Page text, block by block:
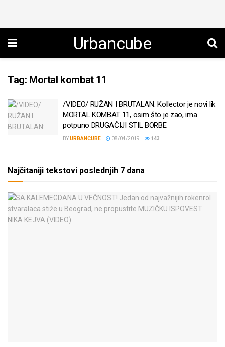
Urbancube
Tag: Mortal kombat 11
/VIDEO/ RUŽAN I BRUTALAN: Kollector je novi lik
MORTAL KOMBAT 11, osim što je zao, ima
potpuno DRUGAČIJI STIL BORBE
BYURBANCUBE 08/04/2019 143
Najčitaniji tekstovi poslednjih 7 dana